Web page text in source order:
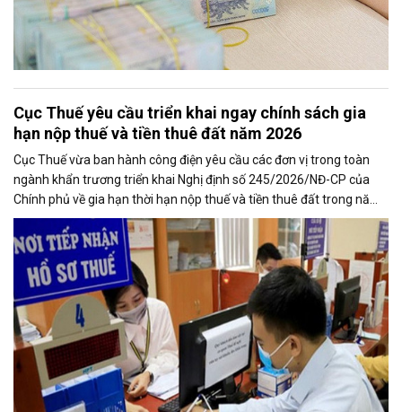
Cục Thuế yêu cầu triển khai ngay chính sách gia
hạn nộp thuế và tiền thuê đất năm 2026
Cục Thuế vừa ban hành công điện yêu cầu các đơn vị trong toàn
ngành khẩn trương triển khai Nghị định số 245/2026/NĐ-CP của
Chính phủ về gia hạn thời hạn nộp thuế và tiền thuê đất trong năm
2026, nhằm bảo đảm chính sách nhanh chóng đi vào thực tiễn và
hỗ trợ kịp thời cho người nộp thuế.